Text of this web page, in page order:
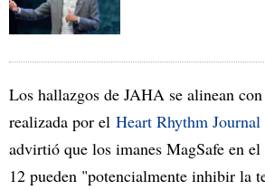
Los hallazgos de JAHA se alinean
realizada por el Heart Rhythm Journal
advirtió que los imanes MagSafe en
12 pueden "potencialmente inhibir la